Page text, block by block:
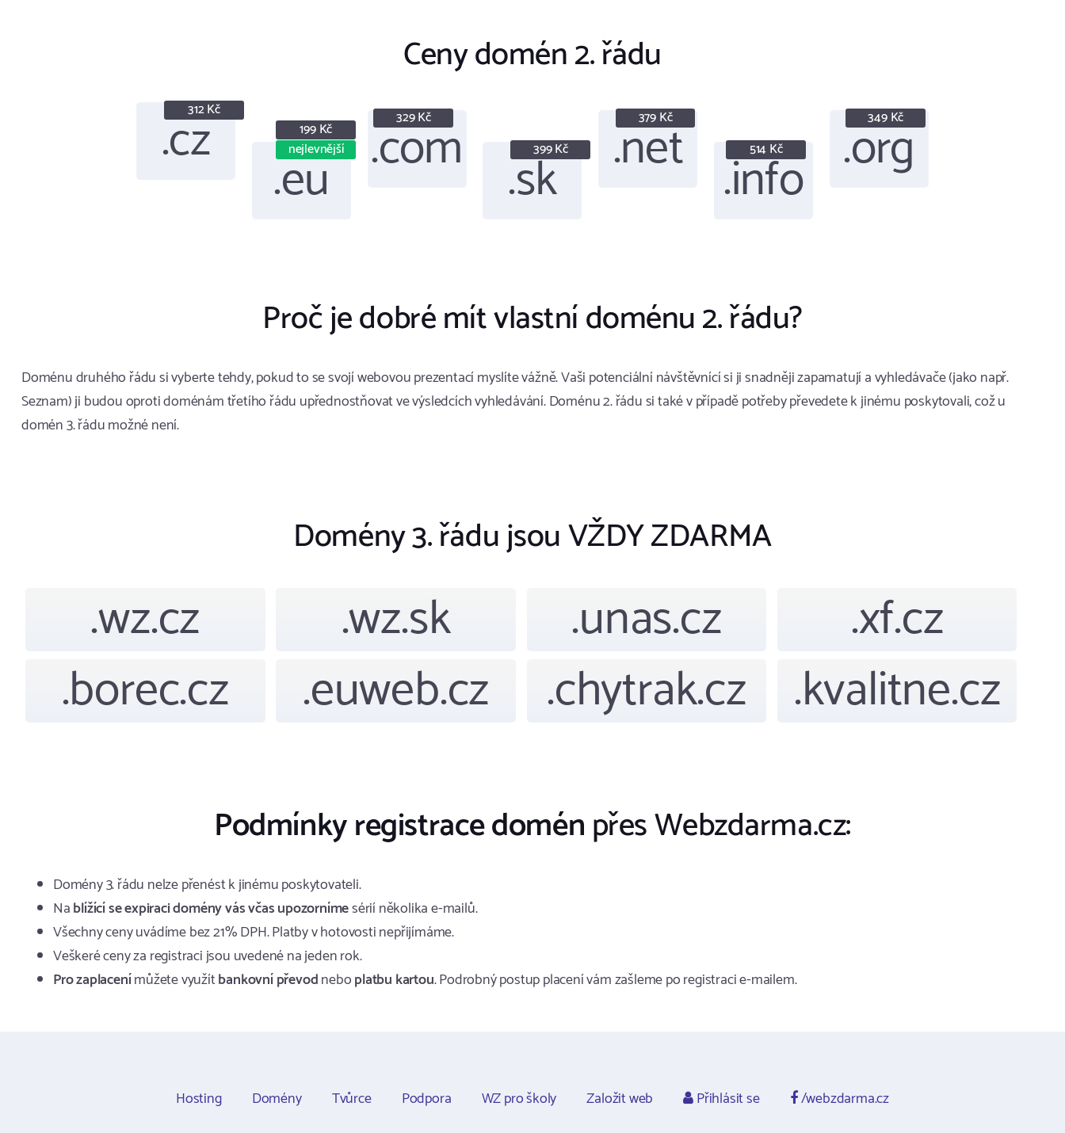
Ceny domén 2. řádu
312 Kč
.cz nejlevnější
199 Kč
.eu
329 Kč
.com 399 Kč
.sk
379 Kč
.net 514 Kč
.info
349 Kč
.org
Proč je dobré mít vlastní doménu 2. řádu?
Doménu druhého řádu si vyberte tehdy, pokud to se svojí webovou prezentací myslíte vážně. Vaši potenciální návštěvnící si ji snadněji zapamatují a vyhledávače (jako např.
Seznam) ji budou oproti doménám třetího řádu upřednostňovat ve výsledcích vyhledávání. Doménu 2. řádu si také v případě potřeby převedete k jinému poskytovali, což u
domén 3. řádu možné není.
Domény 3. řádu jsou VŽDY ZDARMA
.wz.cz .wz.sk .unas.cz
.xf.cz
.borec.cz
.euweb.cz .chytrak.cz .kvalitne.cz
Podmínky registrace doménpřes Webzdarma.cz:
Domény 3. řádu nelze přenést k jinému poskytovateli.
Nablížící se expiraci domény vás včas upozornímesérií několika e-mailů.
Všechny ceny uvádíme bez 21% DPH. Platby v hotovosti nepřijímáme.
Veškeré ceny za registraci jsou uvedené na jeden rok.
Pro zaplacenímůžete využítbankovní převodneboplatbu kartou. Podrobný postup placení vám zašleme po registraci e-mailem.
Hosting Domény Tvůrce Podpora WZ pro školy Založit web Přihlásit se /webzdarma.cz